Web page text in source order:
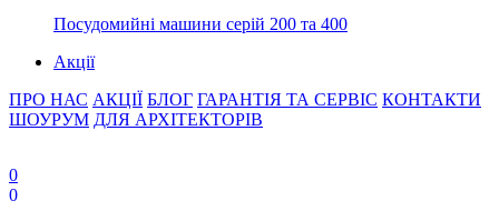
Посудомийні машини серій 200 та 400
Акції
ПРО НАС АКЦІЇ БЛОГ ГАРАНТІЯ ТА СЕРВІС КОНТАКТИ
ШОУРУМ ДЛЯ АРХІТЕКТОРІВ
0
0